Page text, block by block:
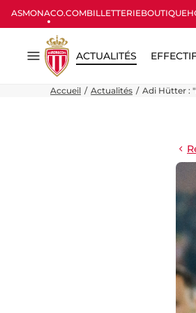
ASMONACO.COMBILLETTERIEBOUTIQUE
Menu
ACTUALITÉS
Accueil Actualités Adi Hütter :